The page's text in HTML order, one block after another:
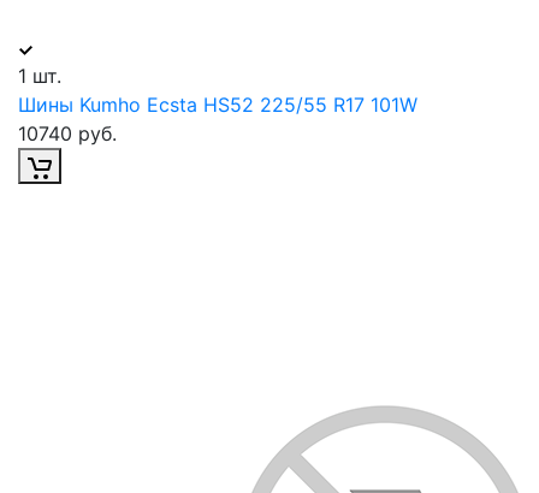
1 шт.
Шины Kumho Ecsta HS52 225/55 R17 101W
10740 руб.